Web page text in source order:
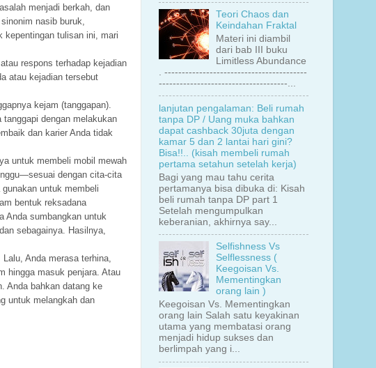
menjadi berkah, dan
nasib buruk,
kepentingan tulisan ini, mari
respons terhadap kejadian
atau kejadian tersebut
kejam (tanggapan).
dengan melakukan
dan karier Anda tidak
untuk membeli mobil mewah
dengan cita-cita
untuk membeli
bentuk reksadana
Anda sumbangkan untuk
sebagainya. Hasilnya,
Anda merasa terhina,
hingga masuk penjara. Atau
Anda bahkan datang ke
untuk melangkah dan
Teori Chaos dan
Keindahan Fraktal
Materi ini diambil
dari bab III buku
Limitless Abundance
. -----------------------------------------
-------------------------------------...
lanjutan pengalaman: Beli rumah
tanpa DP / Uang muka bahkan
dapat cashback 30juta dengan
kamar 5 dan 2 lantai hari gini?
Bisa!!.. (kisah membeli rumah
pertama setahun setelah kerja)
Bagi yang mau tahu cerita
pertamanya bisa dibuka di: Kisah
beli rumah tanpa DP part 1
Setelah mengumpulkan
keberanian, akhirnya say...
Selfishness Vs
Selflessness (
Keegoisan Vs.
Mementingkan
orang lain )
Keegoisan Vs. Mementingkan
orang lain Salah satu keyakinan
utama yang membatasi orang
menjadi hidup sukses dan
berlimpah yang i...